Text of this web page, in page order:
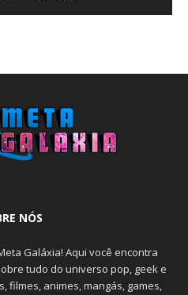
NÓS
Galáxia! Aqui você encontra
tudo do universo pop, geek e
filmes, animes, mangás, games,